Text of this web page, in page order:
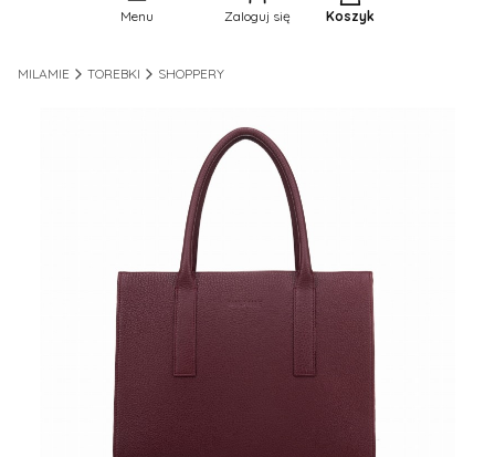
Menu Zaloguj się Koszyk
MILAMIE TOREBKI SHOPPERY